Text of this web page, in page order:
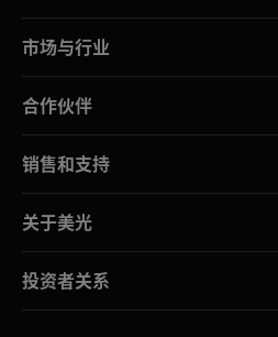
市场与行业
合作伙伴
销售和支持
关于美光
投资者关系